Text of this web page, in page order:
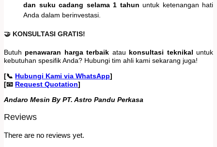
dan suku cadang selama 1 tahun untuk ketenangan hati
Anda dalam berinvestasi.
🤝 KONSULTASI GRATIS!
Butuh penawaran harga terbaik atau konsultasi teknikal untuk
kebutuhan spesifik Anda? Hubungi tim ahli kami sekarang juga!
[📞 Hubungi Kami via WhatsApp]
[📧 Request Quotation]
Andaro Mesin By PT. Astro Pandu Perkasa
Reviews
There are no reviews yet.